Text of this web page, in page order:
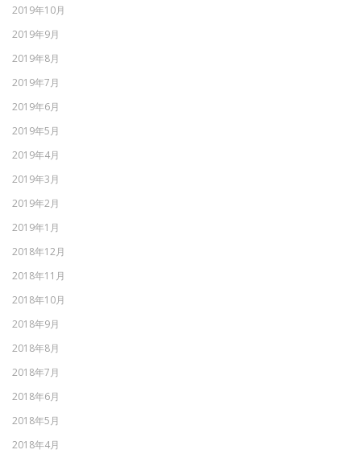
2019年10月
2019年9月
2019年8月
2019年7月
2019年6月
2019年5月
2019年4月
2019年3月
2019年2月
2019年1月
2018年12月
2018年11月
2018年10月
2018年9月
2018年8月
2018年7月
2018年6月
2018年5月
2018年4月